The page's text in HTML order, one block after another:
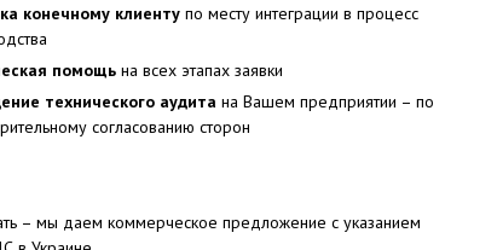
конечному клиенту по месту интеграции в процесс
помощь на всех этапах заявки
технического аудита на Вашем предприятии – по
согласованию сторон
– мы даем коммерческое предложение с указанием